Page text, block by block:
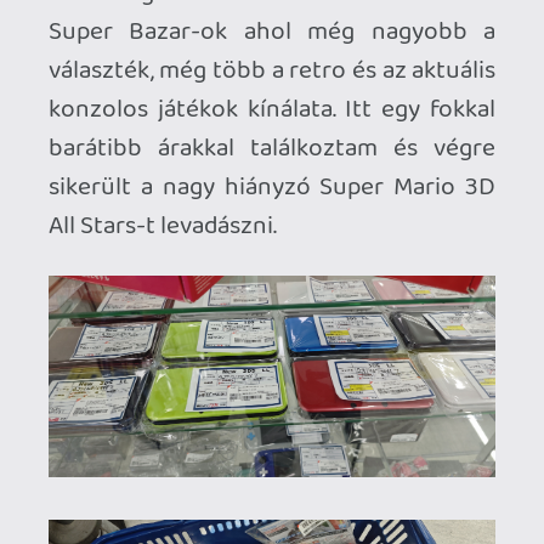
Kedvező árak ellenére hamar ott lehetett
hagyni egy boltban sok tízezer jent is
költenek akkor van lehetőség TAX FREE